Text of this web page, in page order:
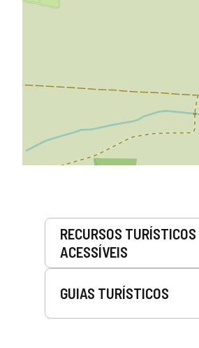
Serviços
RECURSOS TURÍSTICOS
ACESSÍVEIS
GUIAS TURÍSTICOS